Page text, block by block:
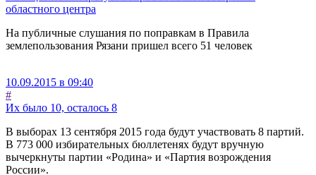
областного центра
На публичные слушания по поправкам в Правила
землепользования Рязани пришел всего 51 человек
10.09.2015 в 09:40
#
Их было 10, осталось 8
В выборах 13 сентября 2015 года будут участвовать 8 партий.
В 773 000 избирательных бюллетенях будут вручную
вычеркнуты партии «Родина» и «Партия возрождения
России».